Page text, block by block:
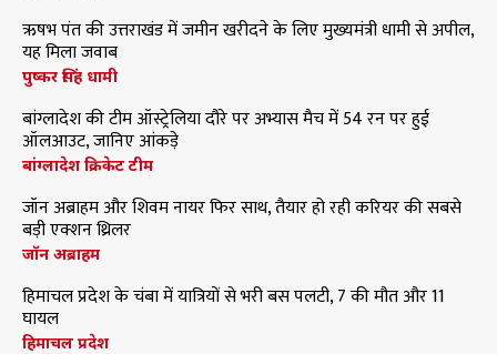
ऋषभ पंत की उत्तराखंड में जमीन खरीदने के लिए मुख्यमंत्री धामी से अपील,
यह मिला जवाब
पुष्कर सिंह धामी
बांग्लादेश की टीम ऑस्ट्रेलिया दौरे पर अभ्यास मैच में 54 रन पर हुई
ऑलआउट, जानिए आंकड़े
बांग्लादेश क्रिकेट टीम
जॉन अब्राहम और शिवम नायर फिर साथ, तैयार हो रही करियर की सबसे
बड़ी एक्शन थ्रिलर
जॉन अब्राहम
हिमाचल प्रदेश के चंबा में यात्रियों से भरी बस पलटी, 7 की मौत और 11
घायल
हिमाचल प्रदेश